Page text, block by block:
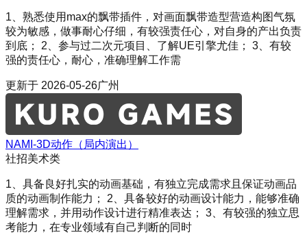
1、熟悉使用max的飘带插件，对画面飘带造型营造构图气氛
较为敏感，做事耐心仔细，有较强责任心，对自身的产出负责
到底； 2、参与过二次元项目、了解UE引擎尤佳； 3、有较
强的责任心，耐心，准确理解工作需
更新于 2026-05-26广州
NAMI-3D动作（局内演出）
社招美术类
1、具备良好扎实的动画基础，有独立完成需求且保证动画品
质的动画制作能力； 2、具备较好的动画设计能力，能够准确
理解需求，并用动作设计进行精准表达； 3、有较强的独立思
考能力，在专业领域有自己判断的同时